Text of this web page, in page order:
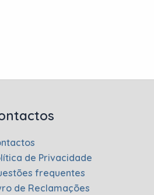
de Privacidade
frequentes
de Reclamações